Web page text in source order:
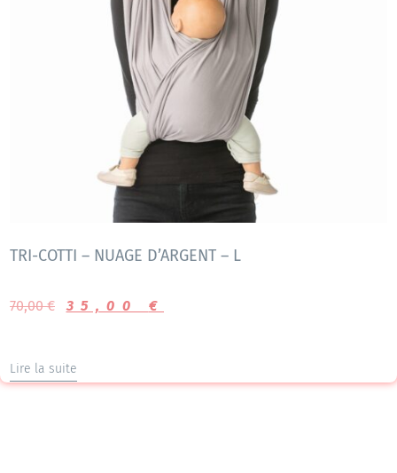
TRI-COTTI – NUAGE D’ARGENT – L
70,00€ 35,00 €
Lire la suite